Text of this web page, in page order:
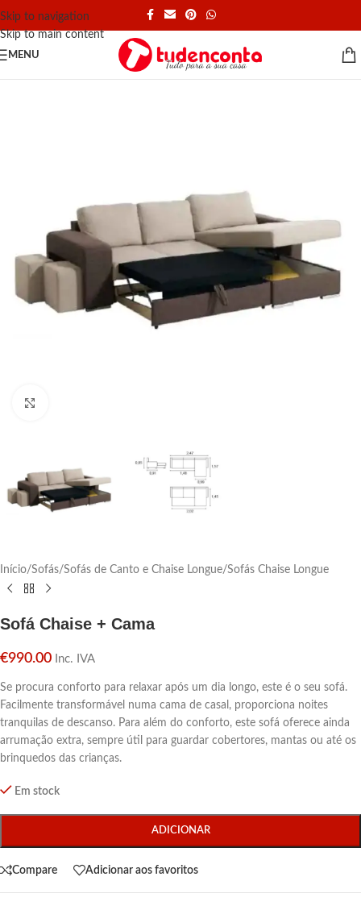
Skip to navigation
Skip to main content
MENU
Início/Sofás/Sofás de Canto e Chaise Longue/Sofás Chaise Longue
Sofá Chaise + Cama
€990.00 Inc. IVA
Se procura conforto para relaxar após um dia longo, este é o seu sofá.
Facilmente transformável numa cama de casal, proporciona noites
tranquilas de descanso. Para além do conforto, este sofá oferece ainda
arrumação extra, sempre útil para guardar cobertores, mantas ou até os
brinquedos das crianças.
Em stock
ADICIONAR
Compare Adicionar aos favoritos